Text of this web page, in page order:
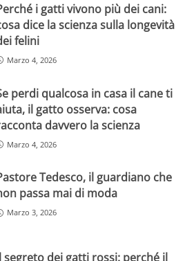
i gatti vivono più dei cani:
dice la scienza sulla longevità
felini
Marzo 4, 2026
perdi qualcosa in casa il cane ti
il gatto osserva: cosa
davvero la scienza
Marzo 4, 2026
Tedesco, il guardiano che
passa mai di moda
Marzo 3, 2026
segreto dei gatti rossi: perché il